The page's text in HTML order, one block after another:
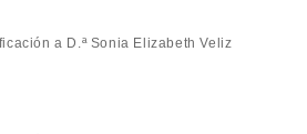
a D.ª Sonia Elizabeth Veliz